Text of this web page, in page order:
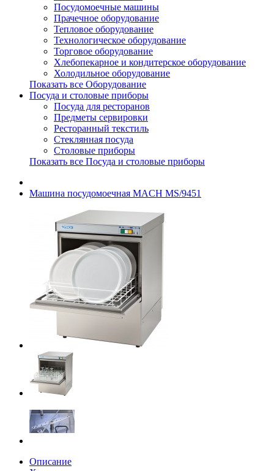
Посудомоечные машины
Прачечное оборудование
Тепловое оборудование
Технологическое оборудование
Торговое оборудование
Хлебопекарное и кондитерское оборудование
Холодильное оборудование
Показать все Оборудование
Посуда и столовые приборы
Посуда для ресторанов
Предметы сервировки
Ресторанный текстиль
Стеклянная посуда
Столовые приборы
Показать все Посуда и столовые приборы
Машина посудомоечная MACH MS/9451
Описание